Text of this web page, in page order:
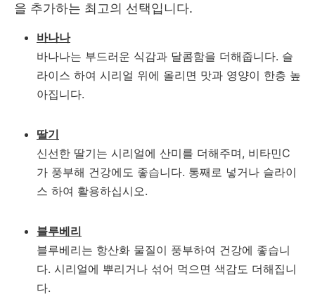
을 추가하는 최고의 선택입니다.
바나나
바나나는 부드러운 식감과 달콤함을 더해줍니다. 슬
라이스 하여 시리얼 위에 올리면 맛과 영양이 한층 높
아집니다.
딸기
신선한 딸기는 시리얼에 산미를 더해주며, 비타민C
가 풍부해 건강에도 좋습니다. 통째로 넣거나 슬라이
스 하여 활용하십시오.
블루베리
블루베리는 항산화 물질이 풍부하여 건강에 좋습니
다. 시리얼에 뿌리거나 섞어 먹으면 색감도 더해집니
다.